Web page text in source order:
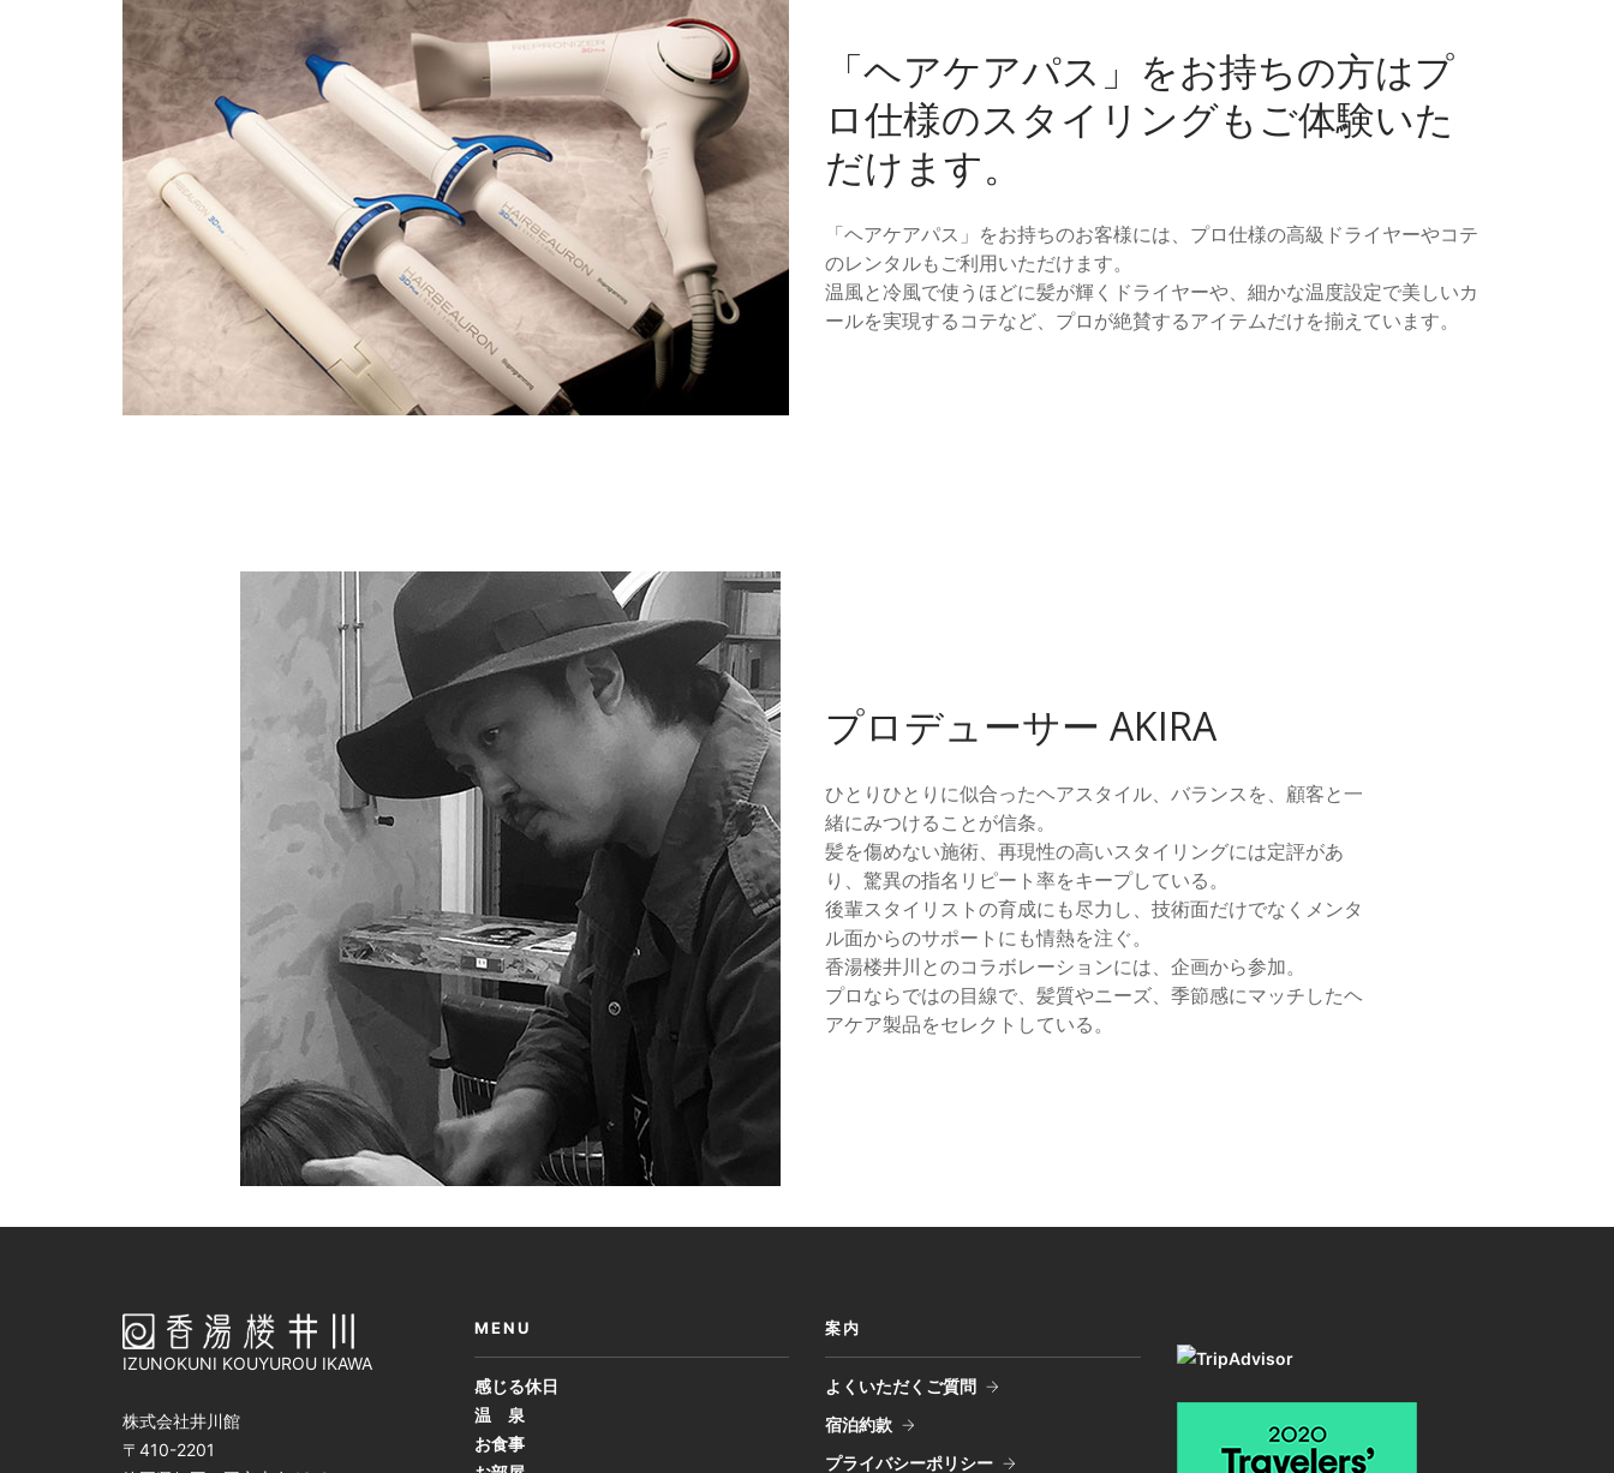
「ヘアケアパス」をお持ちの方はプ
ロ仕様のスタイリングもご体験いた
だけます。
「ヘアケアパス」をお持ちのお客様には、プロ仕様の高級ドライヤーやコテ
のレンタルもご利用いただけます。
温風と冷風で使うほどに髪が輝くドライヤーや、細かな温度設定で美しいカ
ールを実現するコテなど、プロが絶賛するアイテムだけを揃えています。
プロデューサー AKIRA
ひとりひとりに似合ったヘアスタイル、バランスを、顧客と一
緒にみつけることが信条。
髪を傷めない施術、再現性の高いスタイリングには定評があ
り、驚異の指名リピート率をキープしている。
後輩スタイリストの育成にも尽力し、技術面だけでなくメンタ
ル面からのサポートにも情熱を注ぐ。
香湯楼井川とのコラボレーションには、企画から参加。
プロならではの目線で、髪質やニーズ、季節感にマッチしたヘ
アケア製品をセレクトしている。
IZUNOKUNI KOUYUROU IKAWA
株式会社井川館
〒410-2201
MENU
感じる休日
温 泉
お食事
案内
よくいただくご質問
宿泊約款
プライバシーポリシー